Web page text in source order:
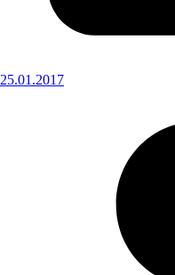
25.01.2017